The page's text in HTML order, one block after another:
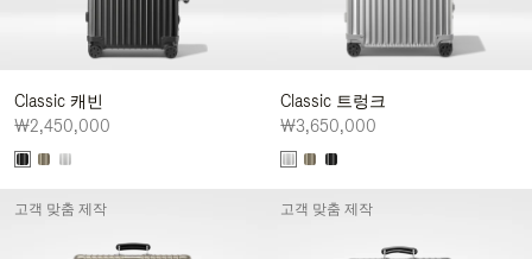
Classic 캐빈
₩2,450,000
Classic 트렁크
₩3,650,000
고객 맞춤 제작 고객 맞춤 제작